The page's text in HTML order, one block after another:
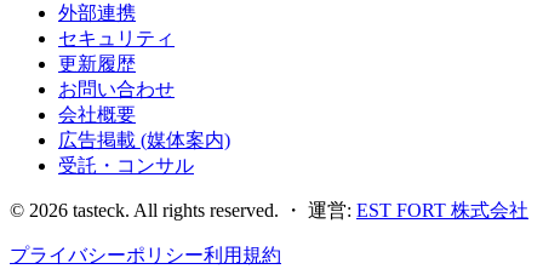
外部連携
セキュリティ
更新履歴
お問い合わせ
会社概要
広告掲載 (媒体案内)
受託・コンサル
© 2026 tasteck. All rights reserved. ・ 運営: EST FORT 株式会社
プライバシーポリシー利用規約